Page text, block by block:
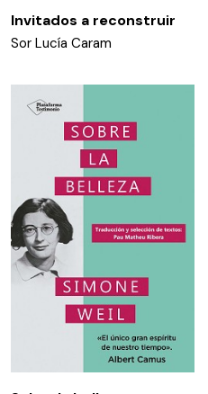
Invitados a reconstruir
Sor Lucía Caram